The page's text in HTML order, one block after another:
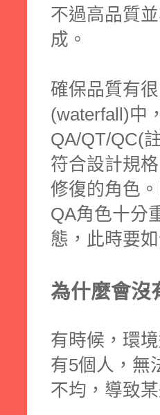
不過高品質
成。
確保品質有
(waterfall)中
QA/QT/QC(
符合設計規
修復的角色
QA角色十分
態，此時要
為什麼會沒
有時候，環
有5個人，無
不均，導致